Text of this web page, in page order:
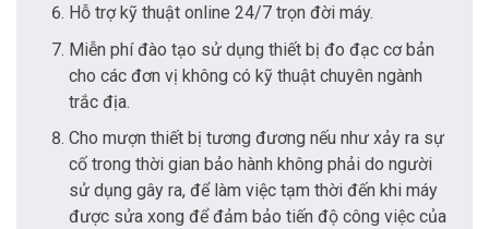
Hỗ trợ kỹ thuật online 24/7 trọn đời máy.
Miễn phí đào tạo sử dụng thiết bị đo đạc cơ bản
cho các đơn vị không có kỹ thuật chuyên ngành
trắc địa.
Cho mượn thiết bị tương đương nếu như xảy ra sự
cố trong thời gian bảo hành không phải do người
sử dụng gây ra, để làm việc tạm thời đến khi máy
được sửa xong để đảm bảo tiến độ công việc của